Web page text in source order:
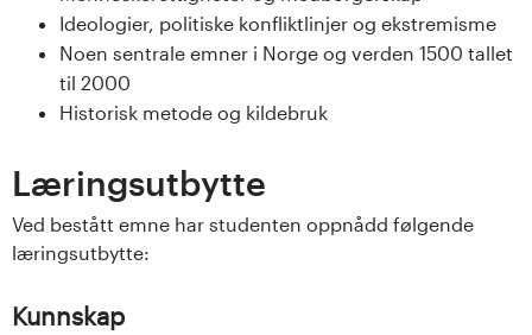
e
t
Ideologier, politiske konfliktlinjer og ekstremisme
Noen sentrale emner i Norge og verden 1500 tallet
til 2000
Historisk metode og kildebruk
Læringsutbytte
Ved bestått emne har studenten oppnådd følgende
læringsutbytte:
Kunnskap